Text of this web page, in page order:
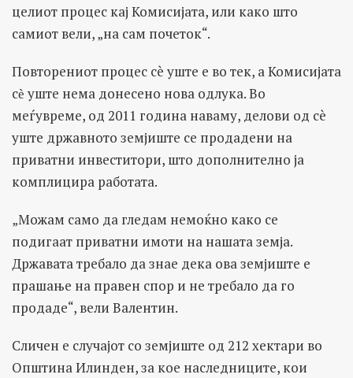
целиот процес кај Комисијата, или како што
самиот вели, „на сам почеток“.
Повторениот процес сè уште е во тек, а Комисијата
сѐ уште нема донесено нова одлука. Во
меѓувреме, од 2011 година наваму, делови од сè
уште државното земјиште се продадени на
приватни инвеститори, што дополнително ја
комплицира работата.
„Можам само да гледам немоќно како се
подигаат приватни имоти на нашата земја.
Државата требало да знае дека ова земјиште е
прашање на правен спор и не требало да го
продаде“, вели Валентин.
Сличен е случајот со земјиште од 212 хектари во
Општина Илинден, за кое наследниците, кои